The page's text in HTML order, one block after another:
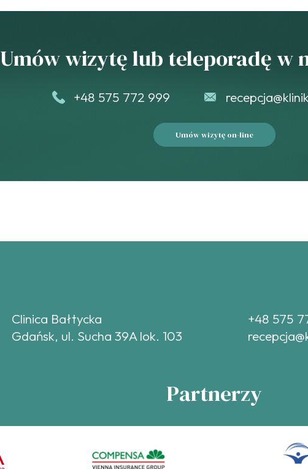
Umów wizytę lub teleporadę w
+48 575 772 999
Umów wizytę on-line
Clinica Bałtycka
Gdańsk, ul. Sucha 39A lok. 103
+48 575
Partnerzy